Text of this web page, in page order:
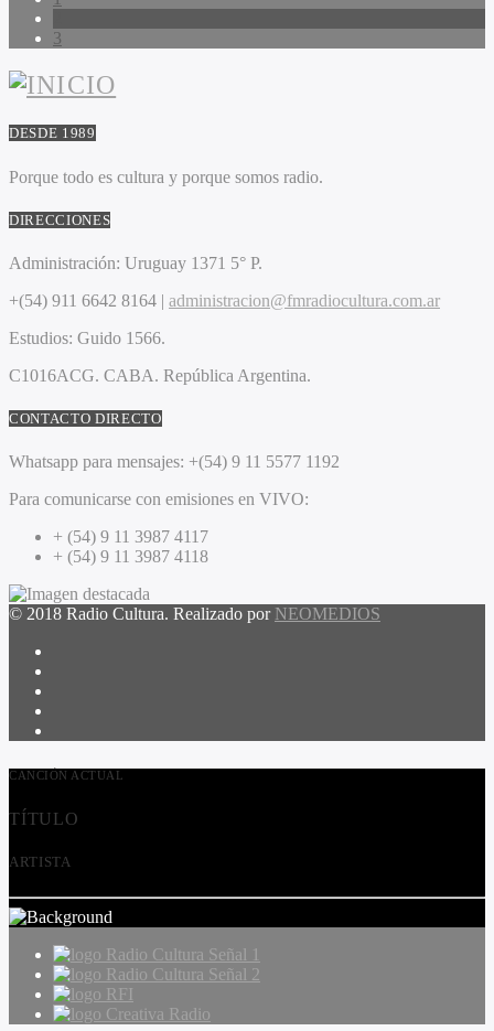
3
DESDE 1989
Porque todo es cultura y porque somos radio.
DIRECCIONES
Administración: Uruguay 1371 5° P.
+(54) 911 6642 8164 | administracion@fmradiocultura.com.ar
Estudios: Guido 1566.
C1016ACG. CABA. República Argentina.
CONTACTO DIRECTO
Whatsapp para mensajes: +(54) 9 11 5577 1192
Para comunicarse con emisiones en VIVO:
+ (54) 9 11 3987 4117
+ (54) 9 11 3987 4118
© 2018 Radio Cultura. Realizado por NEOMEDIOS
CANCIÓN ACTUAL
TÍTULO
ARTISTA
Radio Cultura Señal 1
Radio Cultura Señal 2
RFI
Creativa Radio